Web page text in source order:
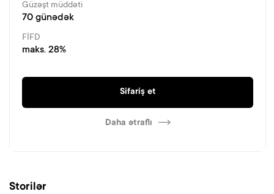
Güzəşt müddəti
70 günədək
FİFD
maks. 28%
Sifariş et
Daha ətraflı
Storilər